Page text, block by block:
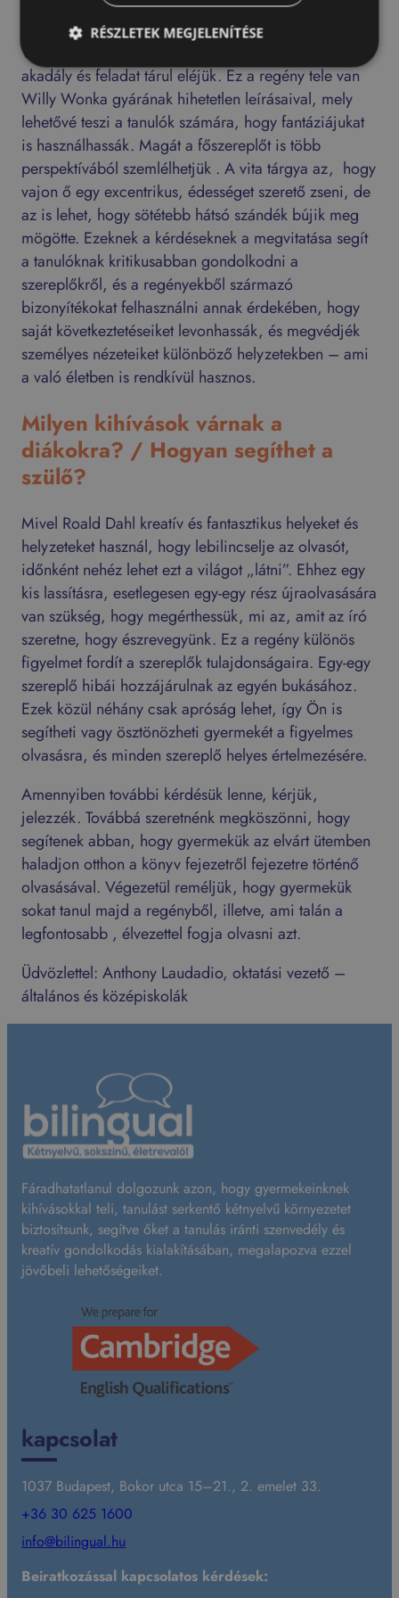
lehetőséget kap. Ahogy a gyerekek egy varázslatos
csokoládé-üzembe lépnek az excentrikus Willy
Wonka vezetésével, rengeteg színes és izgalmas
akadály és feladat tárul eléjük. Ez a regény tele van
Willy Wonka gyárának hihetetlen leírásaival, mely
lehetővé teszi a tanulók számára, hogy fantáziájukat
is használhassák. Magát a főszereplőt is több
perspektívából szemlélhetjük . A vita tárgya az, hogy
vajon ő egy excentrikus, édességet szerető zseni, de
az is lehet, hogy sötétebb hátsó szándék bújik meg
mögötte. Ezeknek a kérdéseknek a megvitatása segít
a tanulóknak kritikusabban gondolkodni a
szereplőkről, és a regényekből származó
bizonyítékokat felhasználni annak érdekében, hogy
saját következtetéseiket levonhassák, és megvédjék
személyes nézeteiket különböző helyzetekben – ami
a való életben is rendkívül hasznos.
Milyen kihívások várnak a
diákokra? / Hogyan segíthet a
szülő?
Mivel Roald Dahl kreatív és fantasztikus helyeket és
helyzeteket használ, hogy lebilincselje az olvasót,
időnként nehéz lehet ezt a világot „látni”. Ehhez egy
kis lassításra, esetlegesen egy-egy rész újraolvasására
van szükség, hogy megérthessük, mi az, amit az író
szeretne, hogy észrevegyünk. Ez a regény különös
figyelmet fordít a szereplők tulajdonságaira. Egy-egy
szereplő hibái hozzájárulnak az egyén bukásához.
Ezek közül néhány csak apróság lehet, így Ön is
segítheti vagy ösztönözheti gyermekét a figyelmes
olvasásra, és minden szereplő helyes értelmezésére.
Amennyiben további kérdésük lenne, kérjük,
jelezzék. Továbbá szeretnénk megköszönni, hogy
segítenek abban, hogy gyermekük az elvárt ütemben
haladjon otthon a könyv fejezetről fejezetre történő
olvasásával. Végezetül reméljük, hogy gyermekük
sokat tanul majd a regényből, illetve, ami talán a
legfontosabb , élvezettel fogja olvasni azt.
Üdvözlettel: Anthony Laudadio, oktatási vezető –
általános és középiskolák
Fáradhatatlanul dolgozunk azon, hogy gyermekeinknek
kihívásokkal teli, tanulást serkentő kétnyelvű környezetet
biztosítsunk, segítve őket a tanulás iránti szenvedély és
kreatív gondolkodás kialakításában, megalapozva ezzel
jövőbeli lehetőségeiket.
kapcsolat
1037 Budapest, Bokor utca 15–21., 2. emelet 33.
+36 30 625 1600
info@bilingual.hu
Beiratkozással kapcsolatos kérdések:
RÉSZLETEK MEGJELENÍTÉSE